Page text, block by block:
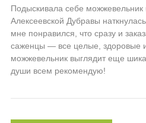
Подыскивала себе можжевельник
Алексеевской Дубравы
мне понравился, что сразу и
саженцы — все целые, здоровые и
можжевельник выглядит еще
души всем рекомендую!